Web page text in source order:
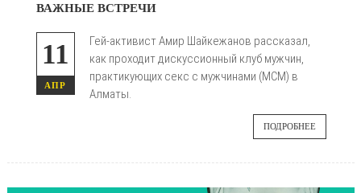
ВАЖНЫЕ ВСТРЕЧИ
11
АПР
Гей-активист Амир Шайкежанов рассказал,
как проходит дискуссионный клуб мужчин,
практикующих секс с мужчинами (МСМ) в
Алматы.
ПОДРОБНЕЕ